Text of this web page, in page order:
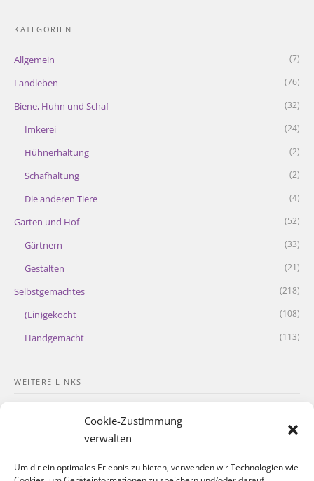
Cookie-Zustimmung
verwalten
Um dir ein optimales Erlebnis zu bieten, verwenden wir Technologien wie
KATEGORIEN
Allgemein (7)
Landleben (76)
Biene, Huhn und Schaf (32)
Imkerei (24)
Hühnerhaltung (2)
Schafhaltung (2)
Die anderen Tiere (4)
Garten und Hof (52)
Gärtnern (33)
Gestalten (21)
Selbstgemachtes (218)
(Ein)gekocht (108)
Handgemacht (113)
WEITERE LINKS